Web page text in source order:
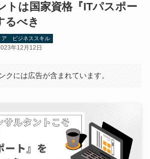
トは国家資格『ITパスポー
るべき
ア ビジネススキル
年12月12日
クには広告が含まれています。